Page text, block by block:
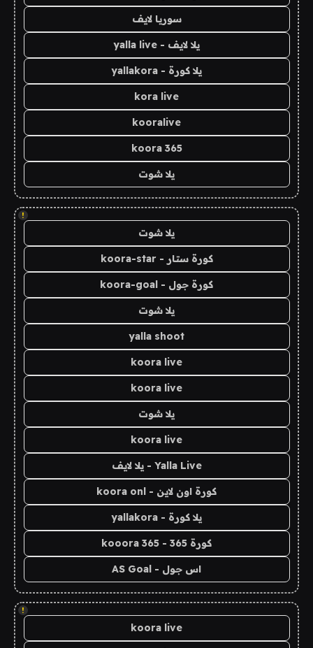
سوريا لايف
يلا لايف - yalla live
يلا كورة - yallakora
kora live
kooralive
koora 365
يلا شوت
!
يلا شوت
كورة ستار - koora-star
كورة جول - koora-goal
يلا شوت
yalla shoot
koora live
koora live
يلا شوت
koora live
Yalla Live - يلا لايف
كورة اون لاين - koora onl
يلا كورة - yallakora
كورة 365 - kooora 365
اس جول - AS Goal
!
koora live